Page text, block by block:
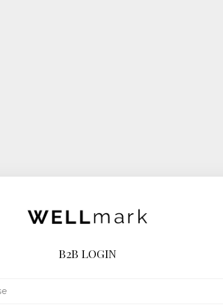
B2B LOGIN